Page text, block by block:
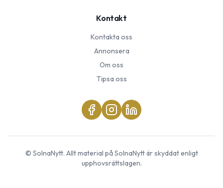
Kontakt
Kontakta oss
Annonsera
Om oss
Tipsa oss
© SolnaNytt. Allt material påSolnaNyttär skyddat enligt
upphovsrättslagen.